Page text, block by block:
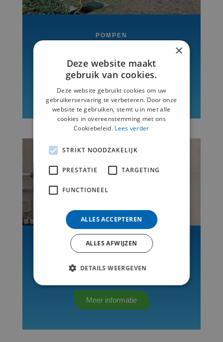
POMPEN
Meer informatie
WATERBEHANDELING
Meer informatie
×
Deze website maakt
gebruik van cookies.
Deze website gebruikt cookies om uw
gebruikerservaring te verbeteren. Door onze
website te gebruiken, stemt u in met alle
cookies in overeenstemming met ons
Cookiebeleid. Lees verder
STRIKT NOODZAKELIJK
PRESTATIE TARGETING
FUNCTIONEEL
ALLES ACCEPTEREN
ALLES AFWIJZEN
DETAILS WEERGEVEN